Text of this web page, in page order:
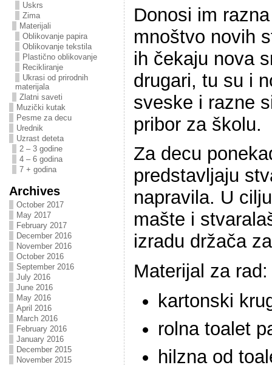
Uskrs
Zima
Materijali
Oblikovanje papira
Oblikovanje tekstila
Plastično oblikovanje
Recikliranje
Ukrasi od prirodnih
materijala
Zlatni saveti
Muzički kutak
Pesme za decu
Urednik
Uzrast deteta
2 – 3 godine
4 – 6 godina
7 + godina
Archives
October 2017
May 2017
February 2017
December 2016
November 2016
October 2016
September 2016
July 2016
June 2016
May 2016
April 2016
March 2016
February 2016
January 2016
December 2015
November 2015
Donosi im
mnoštvo novih
ih čekaju nova
drugari, tu su i
sveske i razne
pribor za školu.
Za decu
predstavljaju
napravila. U
mašte i
izradu držača
Materijal za rad:
kartonski
rolna toalet
hilzna od